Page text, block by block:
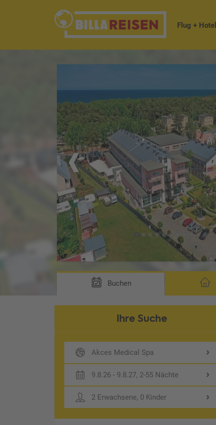
Flug + Hotel
Buchen
Ihre Suche
Akces Medical Spa
9.8.26 - 9.8.27, 2-55 Nächte
2 Erwachsene, 0 Kinder